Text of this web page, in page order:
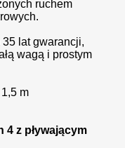
ruchem
35 lat gwarancji,
wagą i prostym
m
4 z pływającym